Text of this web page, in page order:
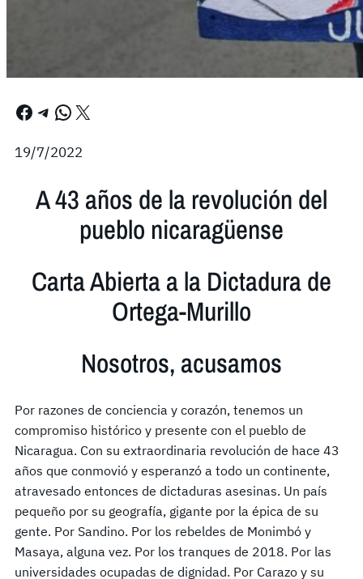
Facebook Telegram WhatsApp X
19/7/2022
A 43 años de la revolución del
pueblo nicaragüense
Carta Abierta a la Dictadura de
Ortega-Murillo
Nosotros, acusamos
Por razones de conciencia y corazón, tenemos un
compromiso histórico y presente con el pueblo de
Nicaragua. Con su extraordinaria revolución de hace 43
años que conmovió y esperanzó a todo un continente,
atravesado entonces de dictaduras asesinas. Un país
pequeño por su geografía, gigante por la épica de su
gente. Por Sandino. Por los rebeldes de Monimbó y
Masaya, alguna vez. Por los tranques de 2018. Por las
universidades ocupadas de dignidad. Por Carazo y su